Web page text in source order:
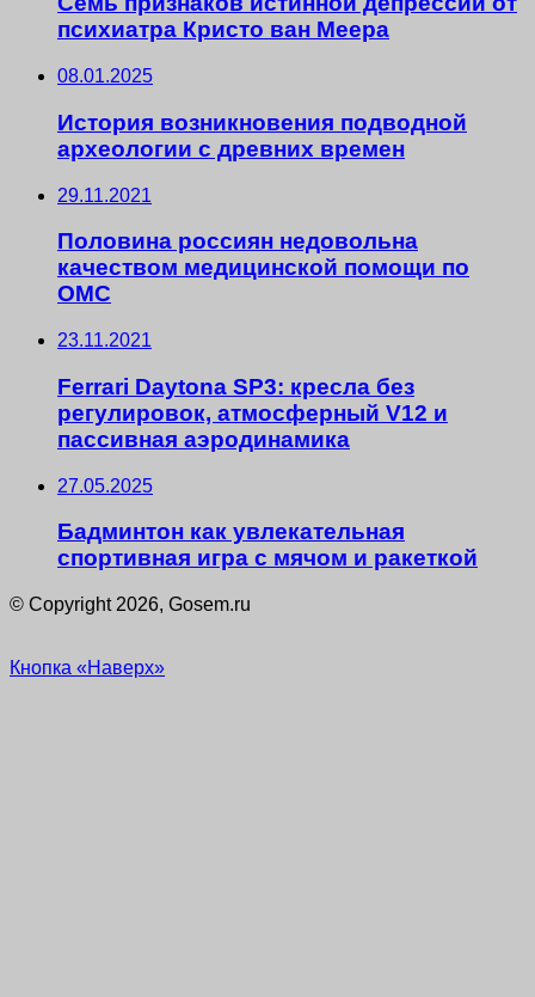
психиатра Кристо ван Меера
08.01.2025
История возникновения подводной
археологии с древних времен
29.11.2021
Половина россиян недовольна
качеством медицинской помощи по
ОМС
23.11.2021
Ferrari Daytona SP3: кресла без
регулировок, атмосферный V12 и
пассивная аэродинамика
27.05.2025
Бадминтон как увлекательная
спортивная игра с мячом и ракеткой
© Copyright 2026, Gosem.ru
Кнопка «Наверх»